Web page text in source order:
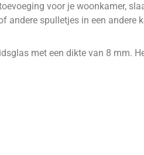
voor je woonkamer,
spulletjes in een andere
met een dikte van 8 mm.